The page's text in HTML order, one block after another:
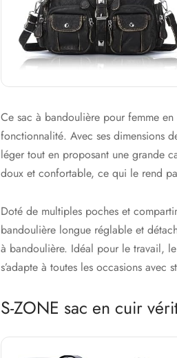
Ce sac à bandoulière pour femme
fonctionnalité. Avec ses dimensions
léger tout en proposant une grande
doux et confortable, ce qui le rend
Doté de multiples poches et
bandoulière longue réglable et
à bandoulière. Idéal pour le travail,
s’adapte à toutes les occasions avec
S-ZONE sac en cuir